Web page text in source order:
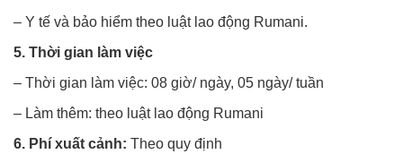
– Y tế và bảo hiểm theo luật lao động Rumani.
5. Thời gian làm việc
– Thời gian làm việc: 08 giờ/ ngày, 05 ngày/ tuần
– Làm thêm: theo luật lao động Rumani
6. Phí xuất cảnh: Theo quy định